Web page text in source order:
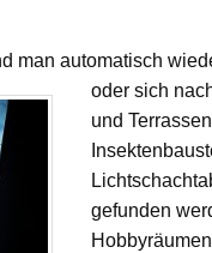
man automatisch
oder sich
und
gefunden